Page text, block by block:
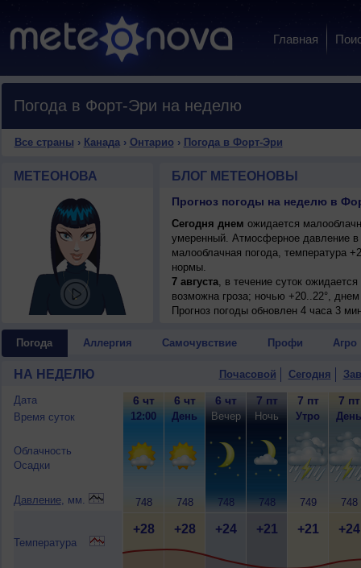
Главная
Погода в Форт-Эри на неделю
Все страны › Канада› Онтарио › Погода в Форт-Эри
МЕТЕОНОВА БЛОГ МЕТЕОНОВЫ
Прогноз погоды на неделю в
Сегодня днем ожидается
умеренный. Атмосферное давление
малооблачная погода, температура
нормы.
7 августа, в течение суток
возможна гроза; ночью +20..22°,
Прогноз погоды обновлен 4 часа 3
Погода Аллергия Самочувствие Профи Агро
НА НЕДЕЛЮ Почасовой Сегодня
Дата
Время суток
Облачность
Осадки
Давление, мм.
Температура
6 чт
12:00
748
+28
6 чт
День
748
+28
6 чт
Вечер
748
+24
7 пт
Ночь
748
+21
7 пт
Утро
749
+21
7 пт
День
748
+24